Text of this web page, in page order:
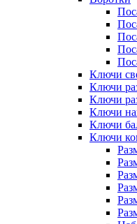
Ключи
Ключи
Ключи
Ключи
Ключи
Ключи